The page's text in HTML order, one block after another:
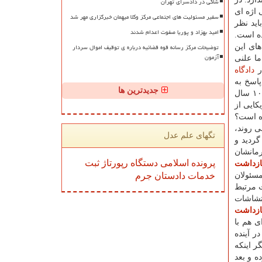
اژه ای
نظر
است.
این
علنی
دادگاه
به
از
است؟
روند،
و
مرتبط
هم با
آینده
اینكه
و بعد
سفیر مسئولیت های اجتماعی مرکز وکلا میهمان خبرگزاری مهر شد
امید بهزاد و پوریا صفوت اعدام شدند
توضیحات مرکز رسانه قوه قضائیه درباره ی توقیف اموال سردار
آزمون
جدیدترین ها
تگهای علم عدل
پرونده اسلامی دستگاه رپورتاژ ثبت
خدمات دادستان جرم